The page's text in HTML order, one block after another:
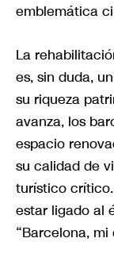
emblemática
La
es, sin duda,
su riqueza
avanza, los
espacio
su calidad de
turístico
estar ligado al
“Barcelona, mi